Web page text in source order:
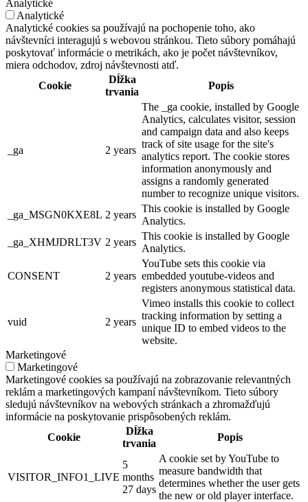
Analytické
Analytické
Analytické cookies sa používajú na pochopenie toho, ako
návštevníci interagujú s webovou stránkou. Tieto súbory pomáhajú
poskytovať informácie o metrikách, ako je počet návštevníkov,
miera odchodov, zdroj návštevnosti atď.
Cookie
Dĺžka
trvania
Popis
_ga 2 years
The _ga cookie, installed by Google
Analytics, calculates visitor, session
and campaign data and also keeps
track of site usage for the site's
analytics report. The cookie stores
information anonymously and
assigns a randomly generated
number to recognize unique visitors.
_ga_MSGN0KXE8L 2 years
This cookie is installed by Google
Analytics.
_ga_XHMJDRLT3V 2 years
This cookie is installed by Google
Analytics.
CONSENT 2 years
YouTube sets this cookie via
embedded youtube-videos and
registers anonymous statistical data.
vuid 2 years
Vimeo installs this cookie to collect
tracking information by setting a
unique ID to embed videos to the
website.
Marketingové
Marketingové
Marketingové cookies sa používajú na zobrazovanie relevantných
reklám a marketingových kampaní návštevníkom. Tieto súbory
sledujú návštevníkov na webových stránkach a zhromažďujú
informácie na poskytovanie prispôsobených reklám.
Cookie
Dĺžka
trvania
Popis
VISITOR_INFO1_LIVE
5
months
27 days
A cookie set by YouTube to
measure bandwidth that
determines whether the user gets
the new or old player interface.